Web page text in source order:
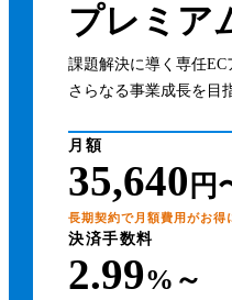
プレミア
課題解決に導く専任
さらなる事業成長を目
月額
35,640 円
長期契約で月額費用がお得
決済手数料
2.99%～